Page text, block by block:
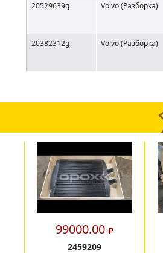
20529639g Volvo (Разборка)
20382312g Volvo (Разборка)
99000.00
2459209